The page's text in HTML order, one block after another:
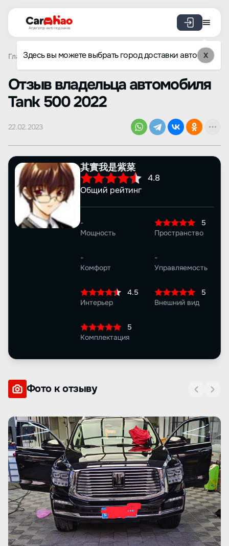
Агрегатор авто под заказ
Здесь вы можете выбрать город доставки авто X
Главная Отзывы Tank 500 Просмотр отзыва
Oтзыв владельца автомобиля
Tank 500 2022
22.02.2023
其實我是紫菜
4.8
Общий рейтинг
-
Мощность
5
Пространство
-
Комфорт
-
Управляемость
4.5
Интерьер
5
Внешний вид
5
Комплектация
Фото к отзыву